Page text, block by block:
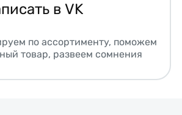
в VK
по ассортименту, поможем
товар, развеем сомнения